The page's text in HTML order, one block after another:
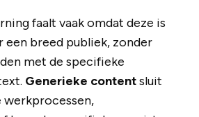
faalt vaak omdat deze is
breed publiek, zonder
met de specifieke
Generieke contentsluit
werkprocessen,